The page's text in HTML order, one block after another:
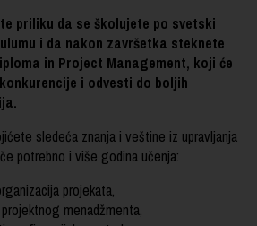
priliku da se školujete po svetski
i da nakon završetka steknete
in Project Management, koji će
i odvesti do boljih
sledeća znanja i veštine iz upravljanja
potrebno i više godina učenja:
projekata,
menadžmenta,